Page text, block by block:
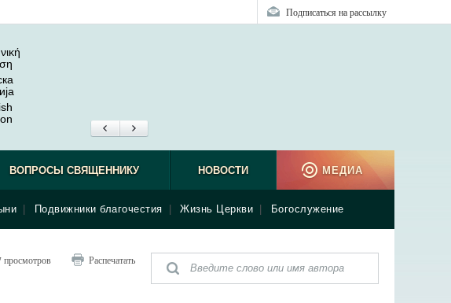
Подписаться на рассылку
Подвижники благочестия Жизнь Церкви Богослужение
ВОПРОСЫ СВЯЩЕННИКУ НОВОСТИ МЕДИА
просмотров Распечатать